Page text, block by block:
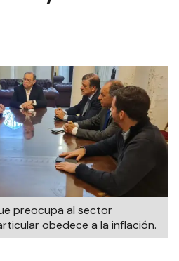
preocupa al sector
obedece a la inflación.